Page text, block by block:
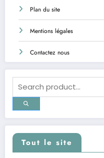
Plan du site
Mentions légales
Contactez nous
Tout le site